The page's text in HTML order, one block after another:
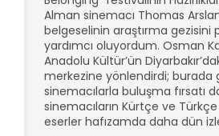
Alman sinemacı Thomas
belgeselinin araştırma gezisini
yardımcı oluyordum. Osman
Anadolu Kültür’ün
merkezine yönlendirdi; burada
sinemacılarla buluşma fırsatı
sinemacıların Kürtçe ve
eserler hafızamda daha dün